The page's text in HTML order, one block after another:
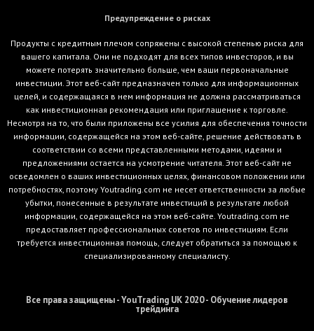
Предупреждение о рисках
Продукты с кредитным плечом сопряжены с высокой степенью риска для
вашего капитала. Они не подходят для всех типов инвесторов, и вы
можете потерять значительно больше, чем ваши первоначальные
инвестиции. Этот веб-сайт предназначен только для информационных
целей, и содержащаяся в нем информация не должна рассматриваться
как инвестиционная рекомендация или приглашение к торговле.
Несмотря на то, что были приложены все усилия для обеспечения точности
информации, содержащейся на этом веб-сайте, решение действовать в
соответствии со всеми представленными методами, идеями и
предложениями остается на усмотрение читателя. Этот веб-сайт не
осведомлен о ваших инвестиционных целях, финансовом положении или
потребностях, поэтому Youtrading.com не несет ответственности за любые
убытки, понесенные в результате инвестиций в результате любой
информации, содержащейся на этом веб-сайте. Youtrading.com не
предоставляет профессиональных советов по инвестициям. Если
требуется инвестиционная помощь, следует обратиться за помощью к
специализированному специалисту.
Все права защищены - YouTrading UK 2020 - Обучение лидеров
трейдинга